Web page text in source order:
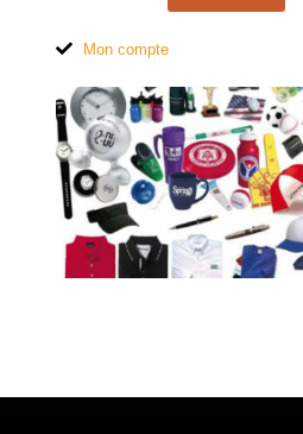
Mon compte